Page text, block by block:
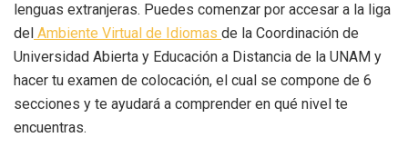
lenguas extranjeras. Puedes comenzar por accesar a la liga
del Ambiente Virtual de Idiomas de la Coordinación de
Universidad Abierta y Educación a Distancia de la UNAM y
hacer tu examen de colocación, el cual se compone de 6
secciones y te ayudará a comprender en qué nivel te
encuentras.